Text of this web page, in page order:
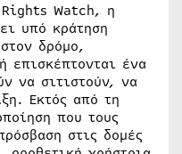
Watch, η
υπό κράτηση
δρόμο,
επισκέπτονται ένα
να σιτιστούν, να
Εκτός από τη
που τους
στις δομές